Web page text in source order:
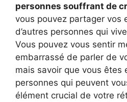
personnes souffrant de
vous pouvez partager vos
d’autres personnes qui
Vous pouvez vous sentir
embarrassé de parler de
mais savoir que vous êtes
personnes qui peuvent
élément crucial de votre